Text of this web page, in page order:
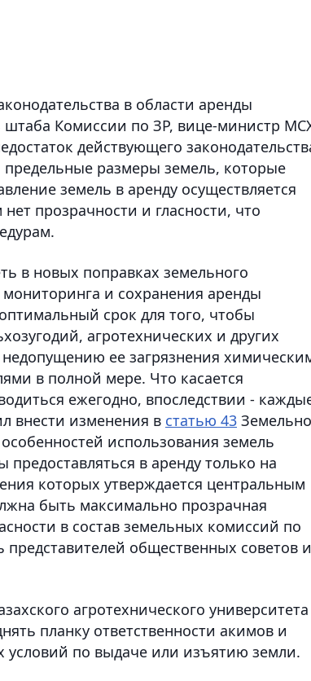
в области аренды
штаба Комиссии по ЗР, вице-министр
действующего
размеры земель, которые
земель в аренду осуществляется
прозрачности и гласности, что
в новых поправках земельного
и сохранения аренды
срок для того, чтобы
агротехнических и других
ее загрязнения
в полной мере. Что касается
ежегодно, впоследствии -
внести изменения в статью 43
использования земель
в аренду только на
которых утверждается центральным
быть максимально прозрачная
в состав земельных комиссий по
общественных советов и
агротехнического университета
планку ответственности акимов и
по выдаче или изъятию земли.